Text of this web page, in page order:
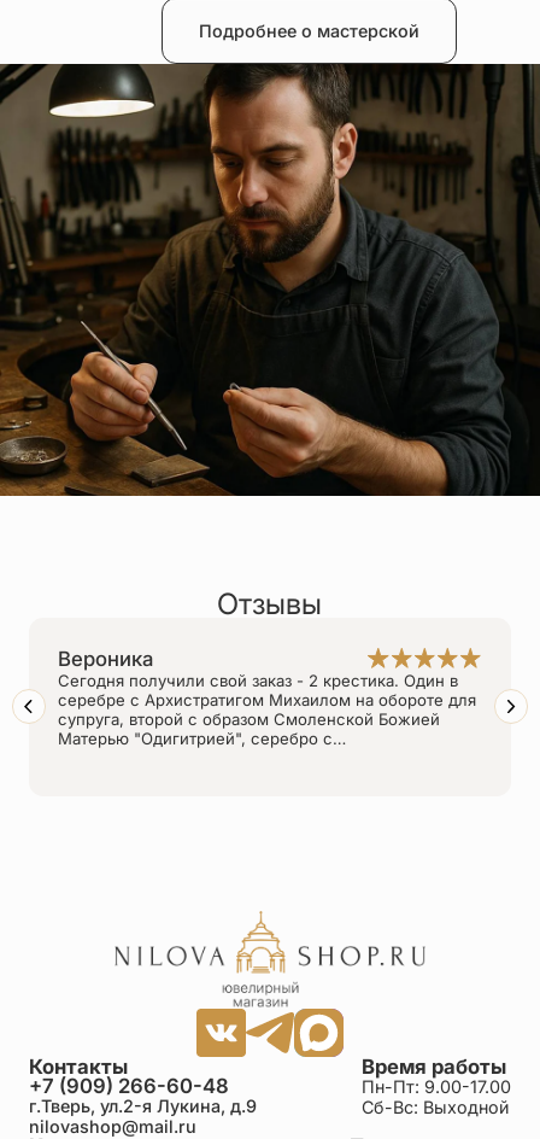
Подробнее о мастерской
Отзывы
Вероника
Сегодня получили свой заказ - 2 крестика. Один в
серебре с Архистратигом Михаилом на обороте для
супруга, второй с образом Смоленской Божией
Матерью "Одигитрией", серебро с…
Время работы
Пн-Пт: 9.00-17.00
Сб-Вс: Выходной
Контакты
+7 (909) 266-60-48
г.Тверь, ул.2-я Лукина, д.9
nilovashop@mail.ru